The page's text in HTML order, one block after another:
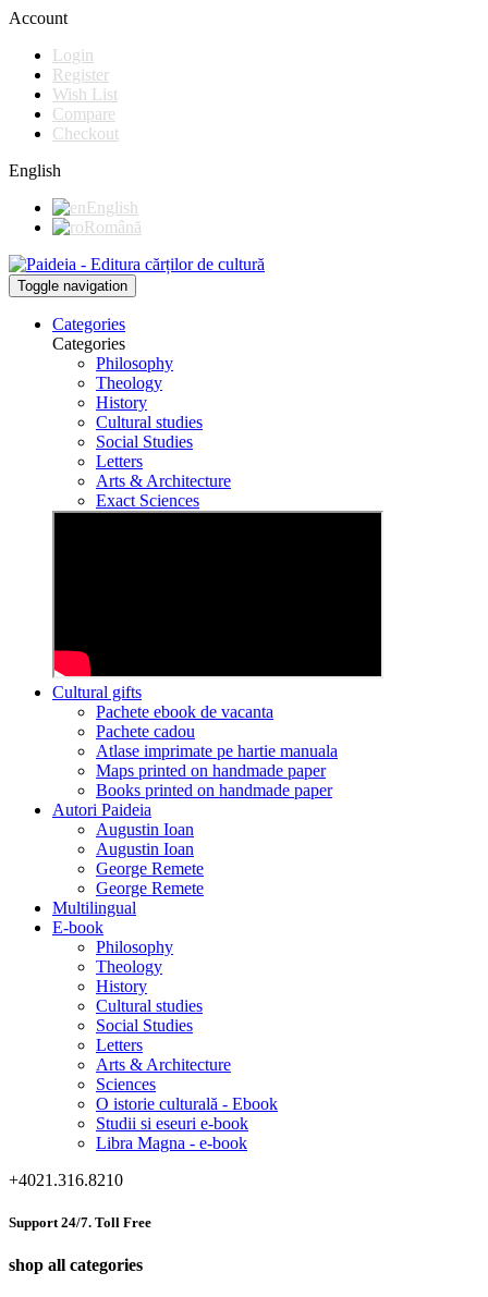
Account
Login
Register
Wish List
Compare
Checkout
English
English
Română
Toggle navigation
Categories
Categories
Philosophy
Theology
History
Cultural studies
Social Studies
Letters
Arts & Architecture
Exact Sciences
Cultural gifts
Pachete ebook de vacanta
Pachete cadou
Atlase imprimate pe hartie manuala
Maps printed on handmade paper
Books printed on handmade paper
Autori Paideia
Augustin Ioan
Augustin Ioan
George Remete
George Remete
Multilingual
E-book
Philosophy
Theology
History
Cultural studies
Social Studies
Letters
Arts & Architecture
Sciences
O istorie culturală - Ebook
Studii si eseuri e-book
Libra Magna - e-book
+4021.316.8210
Support 24/7. Toll Free
shop all categories